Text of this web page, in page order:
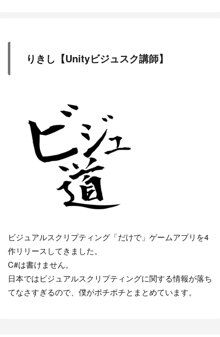
りきし【Unityビジュスク講師】
ビジュアルスクリプティング「だけで」ゲームアプリを4
作リリースしてきました。
C#は書けません。
日本ではビジュアルスクリプティングに関する情報が落ち
てなさすぎるので、僕がポチポチとまとめています。